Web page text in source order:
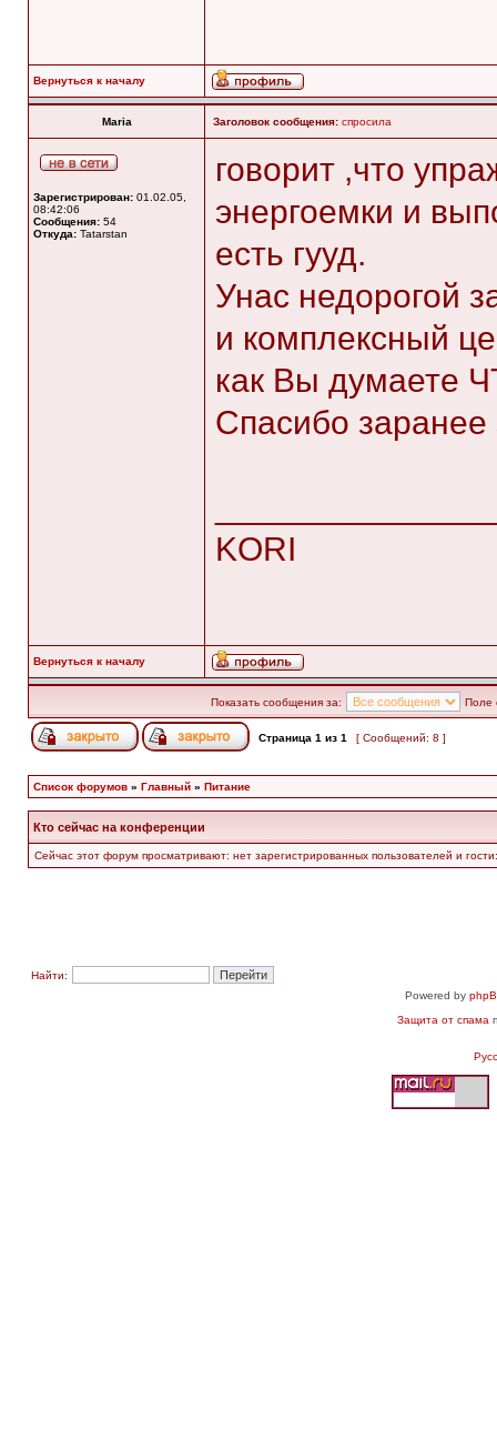
Вернуться к началу
Maria Заголовок сообщения: спросила
Зарегистрирован: 01.02.05,
08:42:06
Сообщения: 54
Откуда: Tatarstan
говорит ,что
энергоемки и
есть гууд.
Унас недорогой
и комплексный
как Вы думаете
Спасибо заранее
KORI
Вернуться к началу
Показать сообщения за: Поле
Страница 1 из 1 [ Сообщений: 8 ]
Список форумов » Главный » Питание
Кто сейчас на конференции
Сейчас этот форум просматривают: нет зарегистрированных пользователей и
Найти:
Powered by
Защита от спама